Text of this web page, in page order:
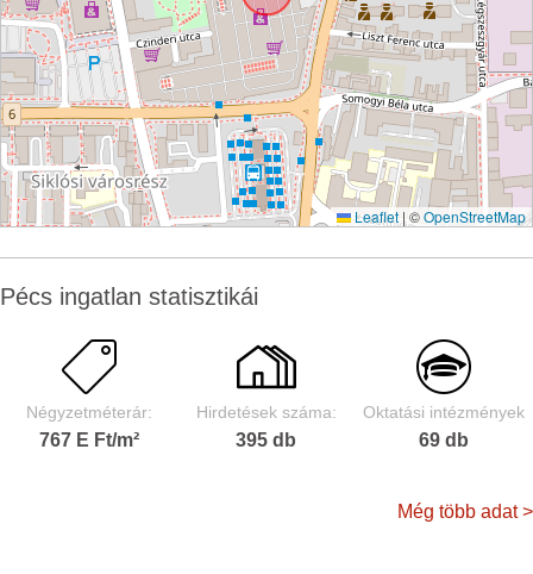
Leaflet | ©OpenStreetMap
Pécs ingatlan statisztikái
Négyzetméterár:
767 E Ft/m²
Hirdetések száma:
395 db
Oktatási intézmények
69 db
Még több adat >